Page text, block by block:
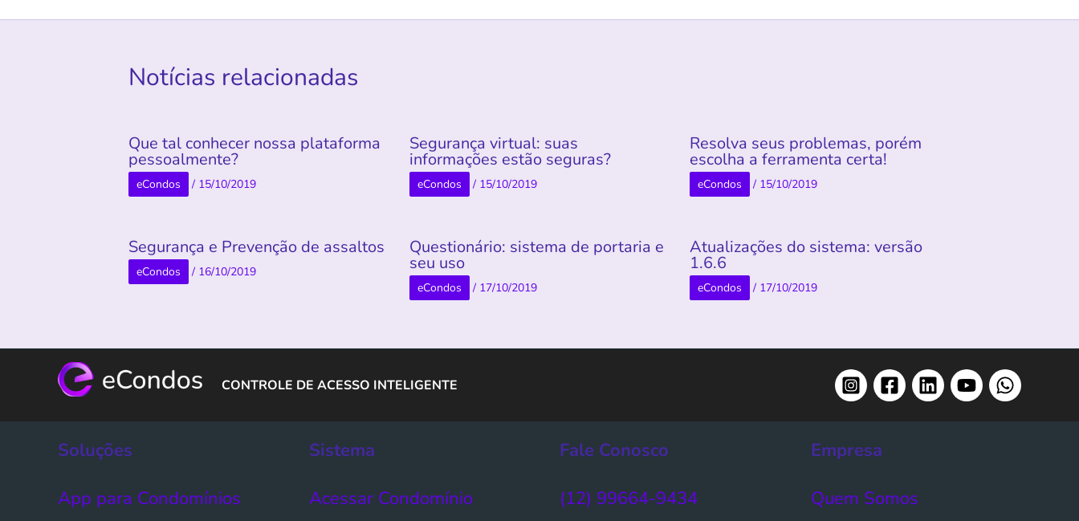
Notícias relacionadas
Que tal conhecer nossa plataforma
pessoalmente?
eCondos / 15/10/2019
Segurança virtual: suas
informações estão seguras?
eCondos / 15/10/2019
Resolva seus problemas, porém
escolha a ferramenta certa!
eCondos / 15/10/2019
Segurança e Prevenção de assaltos
eCondos / 16/10/2019
Questionário: sistema de portaria e
seu uso
eCondos / 17/10/2019
Atualizações do sistema: versão
1.6.6
eCondos / 17/10/2019
CONTROLE DE ACESSO INTELIGENTE
Soluções
App para Condomínios
Sistema
Acessar Condomínio​
Fale Conosco
(12) 99664-9434
Empresa
Quem Somos